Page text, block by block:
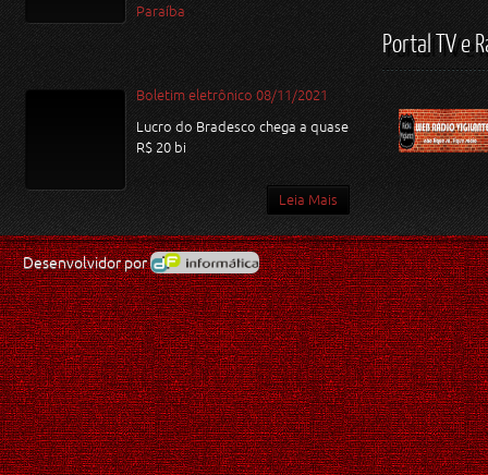
Paraíba
Boletim eletrônico 08/11/2021
Lucro do Bradesco chega a quase
R$ 20 bi
Leia Mais
Portal TV e
Desenvolvidor por